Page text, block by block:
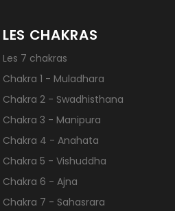
LES CHAKRAS
Les 7 chakras
Chakra 1 - Muladhara
Chakra 2 - Swadhisthana
Chakra 3 - Manipura
Chakra 4 - Anahata
Chakra 5 - Vishuddha
Chakra 6 - Ajna
Chakra 7 - Sahasrara